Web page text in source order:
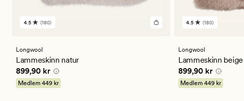
180
en
gjennomsnittlig
vurdering
på
4.5
4.5 (180)
Longwool
Lammeskinn natur
Pris 899,90 kr
899,90 kr
Medlem 449 kr
180
en
gjennomsnittlig
vurdering
på
4.5
4.5 (180)
Longwool
Lammeskinn beige
Pris 899,90 kr
899,90 kr
Medlem 449 kr